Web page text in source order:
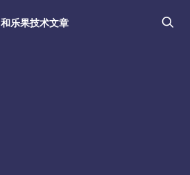
和乐果技术文章